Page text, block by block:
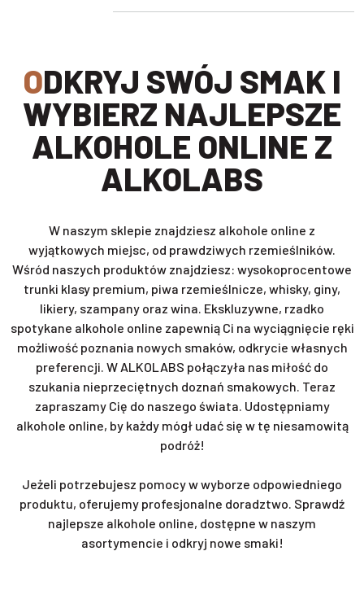
ODKRYJ SWÓJ SMAK I
WYBIERZ NAJLEPSZE
ALKOHOLE ONLINE Z
ALKOLABS
W naszym sklepie znajdziesz alkohole online z
wyjątkowych miejsc, od prawdziwych rzemieślników.
Wśród naszych produktów znajdziesz: wysokoprocentowe
trunki klasy premium, piwa rzemieślnicze, whisky, giny,
likiery, szampany oraz wina. Ekskluzywne, rzadko
spotykane alkohole online zapewnią Ci na wyciągnięcie ręki
możliwość poznania nowych smaków, odkrycie własnych
preferencji. W ALKOLABS połączyła nas miłość do
szukania nieprzeciętnych doznań smakowych. Teraz
zapraszamy Cię do naszego świata. Udostępniamy
alkohole online, by każdy mógł udać się w tę niesamowitą
podróż!
Jeżeli potrzebujesz pomocy w wyborze odpowiedniego
produktu, oferujemy profesjonalne doradztwo. Sprawdź
najlepsze alkohole online, dostępne w naszym
asortymencie i odkryj nowe smaki!